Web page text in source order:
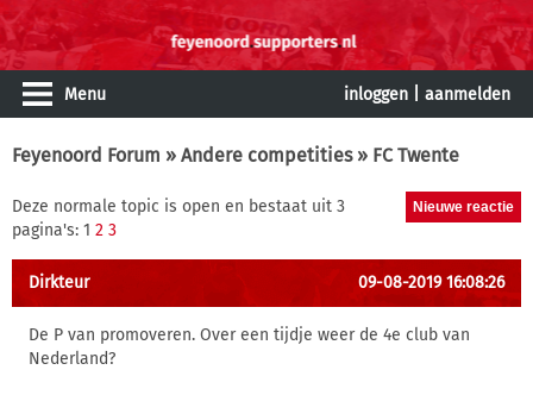
Menu inloggen aanmelden
Feyenoord Forum » Andere competities» FC Twente
Deze normale topic is open en bestaat uit 3
pagina's: 1 2 3
Dirkteur 09-08-2019 16:08:26
De P van promoveren. Over een tijdje weer de 4e club van
Nederland?